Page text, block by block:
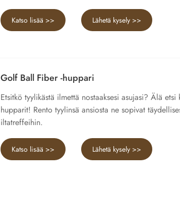
Katso lisää >> Lähetä kysely >>
Golf Ball Fiber -huppari
Etsitkö tyylikästä ilmettä nostaaksesi asujasi? Älä
hupparit! Rento tyylinsä ansiosta ne sopivat
iltatreffeihin.
Katso lisää >> Lähetä kysely >>